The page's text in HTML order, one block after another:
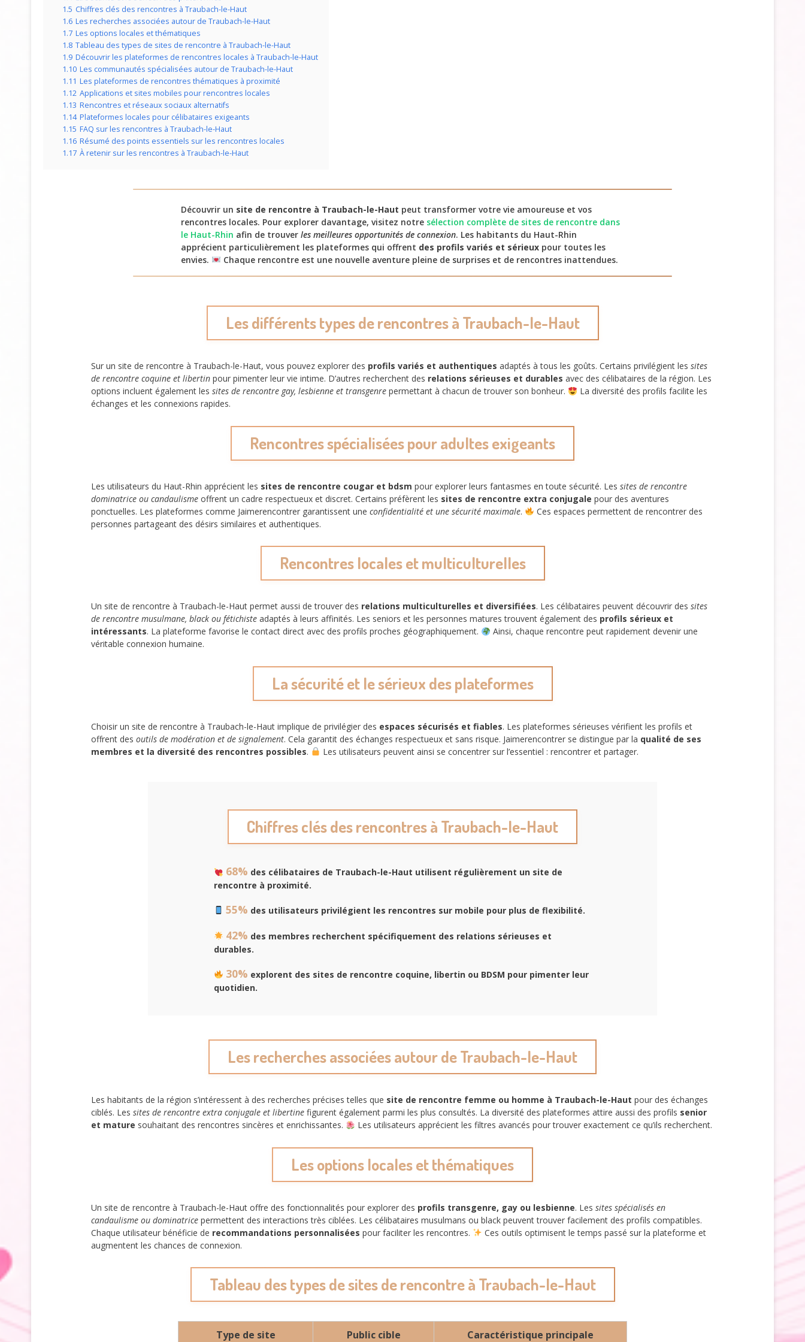
1.5 Chiffres clés des rencontres à Traubach-le-Haut
1.6 Les recherches associées autour de Traubach-le-Haut
1.7 Les options locales et thématiques
1.8 Tableau des types de sites de rencontre à Traubach-le-Haut
1.9 Découvrir les plateformes de rencontres locales à Traubach-le-Haut
1.10 Les communautés spécialisées autour de Traubach-le-Haut
1.11 Les plateformes de rencontres thématiques à proximité
1.12 Applications et sites mobiles pour rencontres locales
1.13 Rencontres et réseaux sociaux alternatifs
1.14 Plateformes locales pour célibataires exigeants
1.15 FAQ sur les rencontres à Traubach-le-Haut
1.16 Résumé des points essentiels sur les rencontres locales
1.17 À retenir sur les rencontres à Traubach-le-Haut
Découvrir un site de rencontre à Traubach-le-Haut peut transformer votre vie amoureuse et vos
rencontres locales. Pour explorer davantage, visitez notre sélection complète de sites de rencontre dans
le Haut-Rhin afin de trouver les meilleures opportunités de connexion. Les habitants du Haut-Rhin
apprécient particulièrement les plateformes qui offrent des profils variés et sérieux pour toutes les
envies.
Chaque rencontre est une nouvelle aventure pleine de surprises et de rencontres inattendues.
Les différents types de rencontres à Traubach-le-Haut
Sur un site de rencontre à Traubach-le-Haut, vous pouvez explorer des profils variés et authentiques adaptés à tous les goûts. Certains privilégient les sites
de rencontre coquine et libertin pour pimenter leur vie intime. D’autres recherchent des relations sérieuses et durables avec des célibataires de la région. Les
options incluent également les sites de rencontre gay, lesbienne et transgenre permettant à chacun de trouver son bonheur.
La diversité des profils facilite les
échanges et les connexions rapides.
Rencontres spécialisées pour adultes exigeants
Les utilisateurs du Haut-Rhin apprécient les sites de rencontre cougar et bdsm pour explorer leurs fantasmes en toute sécurité. Les sites de rencontre
dominatrice ou candaulisme offrent un cadre respectueux et discret. Certains préfèrent les sites de rencontre extra conjugale pour des aventures
ponctuelles. Les plateformes comme Jaimerencontrer garantissent une confidentialité et une sécurité maximale.
Ces espaces permettent de rencontrer des
personnes partageant des désirs similaires et authentiques.
Rencontres locales et multiculturelles
Un site de rencontre à Traubach-le-Haut permet aussi de trouver des relations multiculturelles et diversifiées. Les célibataires peuvent découvrir des sites
de rencontre musulmane, black ou fétichiste adaptés à leurs affinités. Les seniors et les personnes matures trouvent également des profils sérieux et
intéressants. La plateforme favorise le contact direct avec des profils proches géographiquement.
Ainsi, chaque rencontre peut rapidement devenir une
véritable connexion humaine.
La sécurité et le sérieux des plateformes
Choisir un site de rencontre à Traubach-le-Haut implique de privilégier des espaces sécurisés et fiables. Les plateformes sérieuses vérifient les profils et
offrent des outils de modération et de signalement. Cela garantit des échanges respectueux et sans risque. Jaimerencontrer se distingue par la qualité de ses
membres et la diversité des rencontres possibles. Les utilisateurs peuvent ainsi se concentrer sur l’essentiel : rencontrer et partager.
Chiffres clés des rencontres à Traubach-le-Haut
68% des célibataires de Traubach-le-Haut utilisent régulièrement un site de
rencontre à proximité.
55% des utilisateurs privilégient les rencontres sur mobile pour plus de flexibilité.
42% des membres recherchent spécifiquement des relations sérieuses et
durables.
30% explorent des sites de rencontre coquine, libertin ou BDSM pour pimenter leur
quotidien.
Les recherches associées autour de Traubach-le-Haut
Les habitants de la région s’intéressent à des recherches précises telles que site de rencontre femme ou homme à Traubach-le-Haut pour des échanges
ciblés. Les sites de rencontre extra conjugale et libertine figurent également parmi les plus consultés. La diversité des plateformes attire aussi des profils senior
et mature souhaitant des rencontres sincères et enrichissantes. Les utilisateurs apprécient les filtres avancés pour trouver exactement ce qu’ils recherchent.
Les options locales et thématiques
Un site de rencontre à Traubach-le-Haut offre des fonctionnalités pour explorer des profils transgenre, gay ou lesbienne. Les sites spécialisés en
candaulisme ou dominatrice permettent des interactions très ciblées. Les célibataires musulmans ou black peuvent trouver facilement des profils compatibles.
Chaque utilisateur bénéficie de recommandations personnalisées pour faciliter les rencontres.
Ces outils optimisent le temps passé sur la plateforme et
augmentent les chances de connexion.
Tableau des types de sites de rencontre à Traubach-le-Haut
Type de site Public cible Caractéristique principale